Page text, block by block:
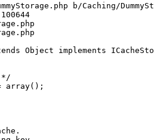
b/Caching/
Object implements